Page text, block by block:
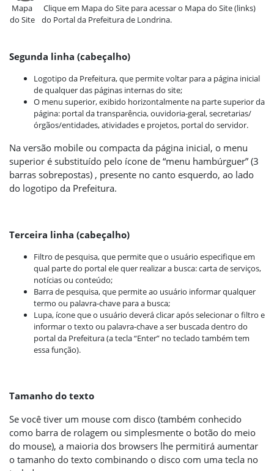
Mapa
do Site
Clique em Mapa do Site para acessar o Mapa do Site (links)
do Portal da Prefeitura de Londrina.
Segunda linha (cabeçalho)
Logotipo da Prefeitura, que permite voltar para a página inicial
de qualquer das páginas internas do site;
O menu superior, exibido horizontalmente na parte superior da
página: portal da transparência, ouvidoria-geral, secretarias/
órgãos/entidades, atividades e projetos, portal do servidor.
Na versão mobile ou compacta da página inicial, o menu
superior é substituído pelo ícone de “menu hambúrguer” (3
barras sobrepostas) , presente no canto esquerdo, ao lado
do logotipo da Prefeitura.
Terceira linha (cabeçalho)
Filtro de pesquisa, que permite que o usuário especifique em
qual parte do portal ele quer realizar a busca: carta de serviços,
notícias ou conteúdo;
Barra de pesquisa, que permite ao usuário informar qualquer
termo ou palavra-chave para a busca;
Lupa, ícone que o usuário deverá clicar após selecionar o filtro e
informar o texto ou palavra-chave a ser buscada dentro do
portal da Prefeitura (a tecla “Enter” no teclado também tem
essa função).
Tamanho do texto
Se você tiver um mouse com disco (também conhecido
como barra de rolagem ou simplesmente o botão do meio
do mouse), a maioria dos browsers lhe permitirá aumentar
o tamanho do texto combinando o disco com uma tecla no